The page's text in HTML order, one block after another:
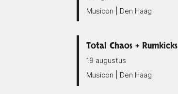
Musicon | Den Haag
Total Chaos + Rumkicks
19 augustus
Musicon | Den Haag